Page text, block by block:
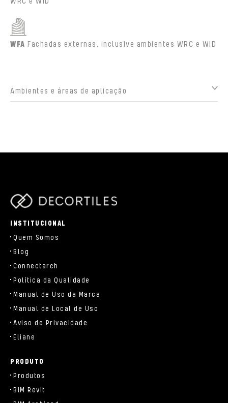
WFA Fachadas externas, inclusive ambientes WRC e WID
Ambientes e áreas de aplicação
INSTITUCIONAL
Quem Somos
Blog
Connectarch
Política da Qualidade
Manual de Uso da Marca
Manual de Local de Uso
Aviso de Privacidade
Eliane
PRODUTO
Produtos
BIM Revit